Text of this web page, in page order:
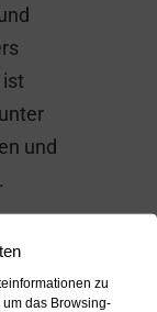
zu
das Browsing-
und
bei